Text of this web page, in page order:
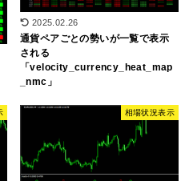
2025.02.26
通貨ペアごとの勢いが一覧で表示
される
「velocity_currency_heat_map
_nmc」
相場状況表示